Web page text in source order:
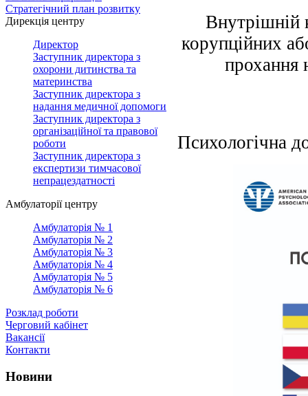
Стратегічний план розвитку
Дирекція центру
Директор
Заступник директора з
охорони дитинства та
материнства
Заступник директора з
надання медичної допомоги
Заступник директора з
організаційної та правової
роботи
Заступник директора з
експертизи тимчасової
непрацездатності
Амбулаторії центру
Амбулаторія № 1
Амбулаторія № 2
Амбулаторія № 3
Амбулаторія № 4
Амбулаторія № 5
Амбулаторія № 6
Розклад роботи
Черговий кабінет
Вакансії
Контакти
Новини
Внутрішній
корупційних
прохання
Психологічна